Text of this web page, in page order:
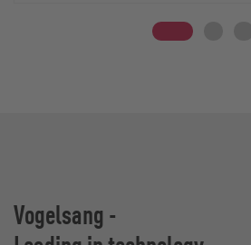
Vogelsang -